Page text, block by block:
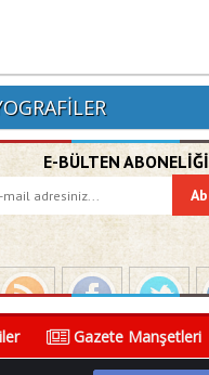
E-BÜLTEN ABONELİĞİ
Gazete Manşetleri